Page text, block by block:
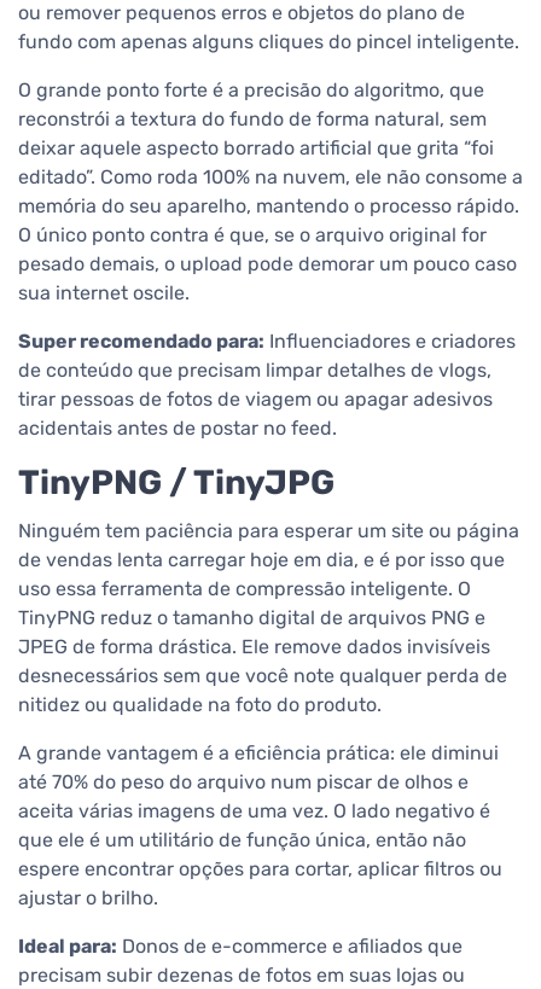
ou remover pequenos erros e objetos do plano de
fundo com apenas alguns cliques do pincel inteligente.
O grande ponto forte é a precisão do algoritmo, que
reconstrói a textura do fundo de forma natural, sem
deixar aquele aspecto borrado artificial que grita “foi
editado”. Como roda 100% na nuvem, ele não consome a
memória do seu aparelho, mantendo o processo rápido.
O único ponto contra é que, se o arquivo original for
pesado demais, o upload pode demorar um pouco caso
sua internet oscile.
Super recomendado para: Influenciadores e criadores
de conteúdo que precisam limpar detalhes de vlogs,
tirar pessoas de fotos de viagem ou apagar adesivos
acidentais antes de postar no feed.
TinyPNG / TinyJPG
Ninguém tem paciência para esperar um site ou página
de vendas lenta carregar hoje em dia, e é por isso que
uso essa ferramenta de compressão inteligente. O
TinyPNG reduz o tamanho digital de arquivos PNG e
JPEG de forma drástica. Ele remove dados invisíveis
desnecessários sem que você note qualquer perda de
nitidez ou qualidade na foto do produto.
A grande vantagem é a eficiência prática: ele diminui
até 70% do peso do arquivo num piscar de olhos e
aceita várias imagens de uma vez. O lado negativo é
que ele é um utilitário de função única, então não
espere encontrar opções para cortar, aplicar filtros ou
ajustar o brilho.
Ideal para: Donos de e-commerce e afiliados que
precisam subir dezenas de fotos em suas lojas ou